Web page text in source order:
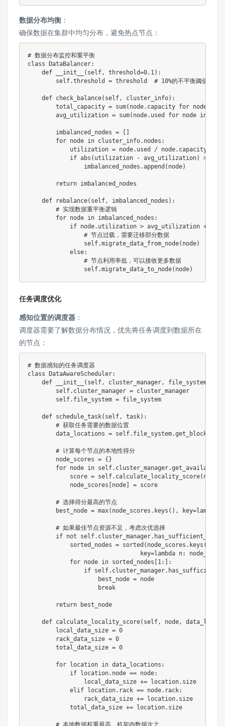
数据分布均衡 ：
确保数据在集群中均匀分布，避免热点节点：
# 数据分布监控和重平衡
class DataBalancer:
def
__init__ ( self , threshold=0.1 ) :
        self
.threshold = threshold # 10%的不平衡阈值
def check_balance( self , cluster_info) :
        total_capacity
= sum( node. capacity for node
        avg_utilization
= sum( node. used for node in
        imbalanced_nodes
= [ ]
for node in cluster_info. nodes :
            utilization
= node. used / node. capacity
if abs ( utilization - avg_utilization) >
                imbalanced_nodes
.append ( node)
return imbalanced_nodes
def rebalance( self , imbalanced_nodes ) :
# 实现数据重平衡逻辑
for node in imbalanced_nodes :
if node. utilization > avg_utilization +
# 节点过载，需要迁移部分数据
                self
.migrate_data_from_node( node)
else:
# 节点利用率低，可以接收更多数据
                self
.migrate_data_to_node( node)
任务调度优化
感知位置的调度器 ：
调度器需要了解数据分布情况，优先将任务调度到数据所在
的节点：
# 数据感知的任务调度器
class DataAwareScheduler:
def
__init__ ( self , cluster_manager , file_system
        self
. cluster_manager = cluster_manager
        self
. file_system = file_system
def schedule_task( self , task) :
# 获取任务需要的数据位置
        data_locations
= self. file_system.
# 计算每个节点的本地性得分
        node_scores
= {}
for node in self. cluster_manager.
            score
= self. calculate_locality_score( node
            node_scores
[node] = score
# 选择得分最高的节点
        best_node
= max( node_scores . keys ( ) , key=lambda
# 如果最佳节点资源不足，考虑次优选择
if not self. cluster_manager.
            sorted_nodes
= sorted ( node_scores . keys (
                                key
=lambda n:
for node in sorted_nodes [1 : ] :
if self. cluster_manager.
                    best_node
= node
break
return best_node
def calculate_locality_score( self , node ,
        local_data_size
= 0
        rack_data_size
= 0
        total_data_size
= 0
for location in data_locations :
if location. node == node:
                local_data_size
+= location. size
elif location. rack == node. rack:
                rack_data_size
+= location. size
            total_data_size
+= location. size
# 本地数据权重最高，机架内数据次之